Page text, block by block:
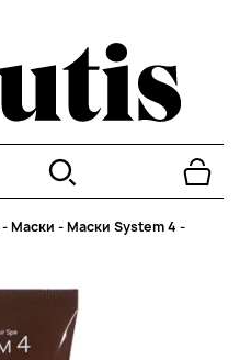
-Маски -Маски System 4 -